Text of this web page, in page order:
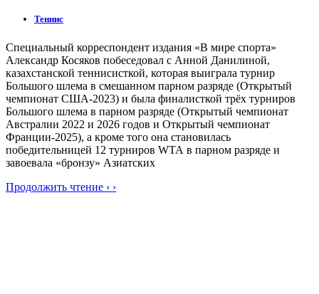
Теннис
Специальный корреспондент издания «В мире спорта»
Александр Косяков побеседовал с Анной Данилиной,
казахстанской теннисисткой, которая выиграла турнир
Большого шлема в смешанном парном разряде (Открытый
чемпионат США-2023) и была финалисткой трёх турниров
Большого шлема в парном разряде (Открытый чемпионат
Австралии 2022 и 2026 годов и Открытый чемпионат
Франции-2025), а кроме того она становилась
победительницей 12 турниров WTA в парном разряде и
завоевала «бронзу» Азиатских
Продолжить чтение › ›